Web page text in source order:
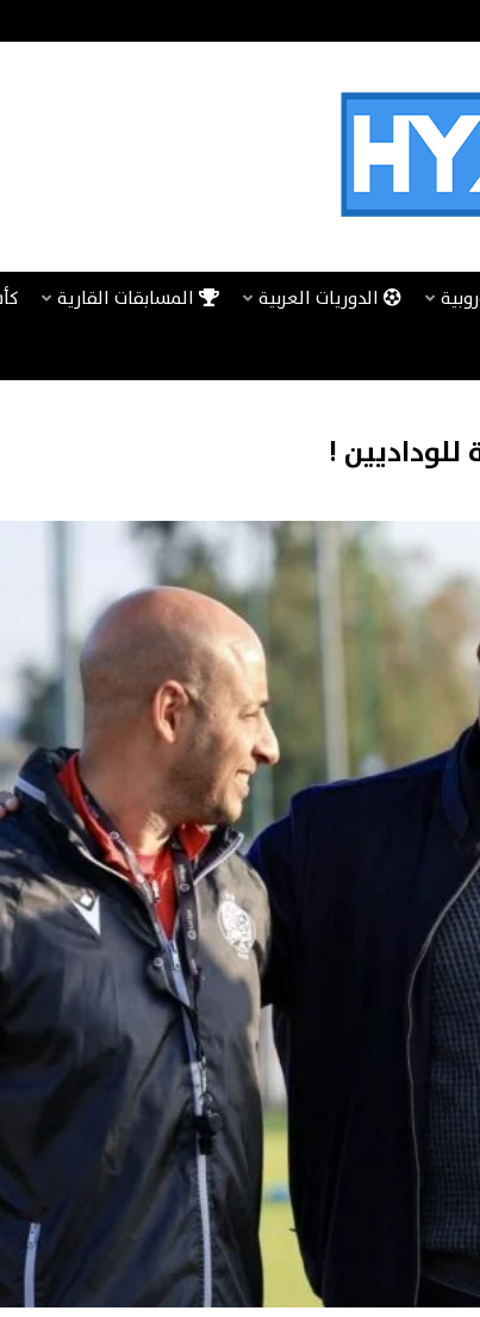
الدوريات العربية المسابقات القارية
!